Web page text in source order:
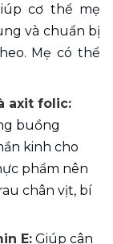
cơ thể mẹ
và chuẩn bị
Mẹ có thể
axit folic:
buồng
kinh cho
phẩm nên
chân vịt, bí
E: Giúp cân